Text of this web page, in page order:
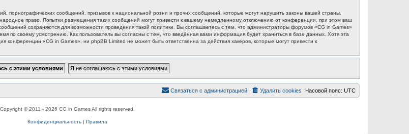
порнографических сообщений, призывов к национальной розни и прочих сообщений, которые могут нарушить законы вашей страны,
право. Попытки размещения таких сообщений могут привести к вашему немедленному отключению от конференции, при этом ваш
сохраняются для возможности проведения такой политики. Вы соглашаетесь с тем, что администраторы форумов «CG in Games»
по своему усмотрению. Как пользователь вы согласны с тем, что введённая вами информация будет храниться в базе данных. Хотя эта
«CG in Games», ни phpBB Limited не может быть ответственна за действия хакеров, которые могут привести к
Часовой пояс: UTC
Удалить cookies
Связаться с администрацией
Copyright © 2011 - 2026 CG in Games All rights reserved.
Конфиденциальность| Правила